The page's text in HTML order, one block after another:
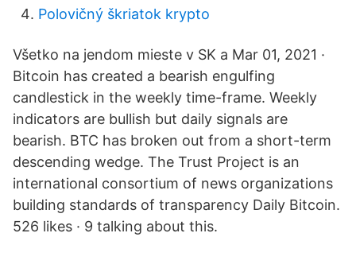
Polovičný škriatok krypto
Všetko na jendom mieste v SK a Mar 01, 2021 ·
Bitcoin has created a bearish engulfing
candlestick in the weekly time-frame. Weekly
indicators are bullish but daily signals are
bearish. BTC has broken out from a short-term
descending wedge. The Trust Project is an
international consortium of news organizations
building standards of transparency Daily Bitcoin.
526 likes · 9 talking about this.